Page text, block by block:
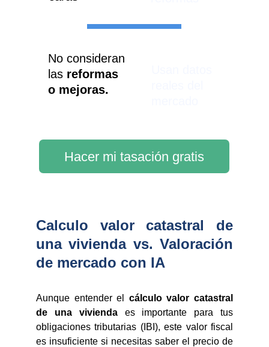
Hacer mi tasación gratis
No consideran
las reformas
o mejoras.
Calculo valor catastral de
una vivienda vs. Valoración
de mercado con IA
Aunque entender el cálculo valor catastral
de una viviendaes importante para tus
obligaciones tributarias (IBI), este valor fiscal
es insuficiente si necesitas saber el precio de